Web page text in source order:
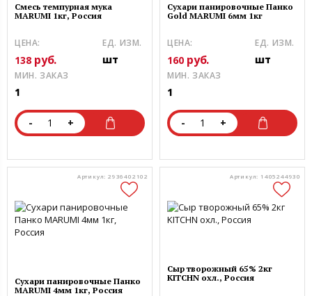
Смесь темпурная мука
MARUMI 1кг, Россия
ЦЕНА:
138 руб. шт
ЕД. ИЗМ.
1
МИН. ЗАКАЗ
- +
Сухари панировочные Панко
Gold MARUMI 6мм 1кг
ЦЕНА:
160 руб. шт
ЕД. ИЗМ.
1
МИН. ЗАКАЗ
- +
Артикул: 2936402102
Сухари панировочные Панко
MARUMI 4мм 1кг, Россия
Артикул: 1405244930
Сыр творожный 65% 2кг
KITCHN охл., Россия